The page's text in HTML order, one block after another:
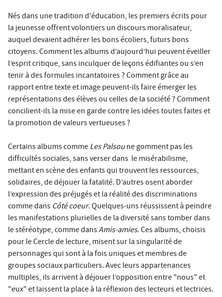
Nés dans une tradition d'éducation, les premiers écrits pour
la jeunesse offrent volontiers un discours moralisateur,
auquel devaient adhérer les bons écoliers, futurs bons
citoyens. Comment les albums d’aujourd’hui peuvent éveiller
l’esprit critique, sans inculquer de leçons édifiantes ou s’en
tenir à des formules incantatoires ? Comment grâce au
rapport entre texte et image peuvent-ils faire émerger les
représentations des élèves ou celles de la société ? Comment
concilient-ils la mise en garde contre les idées toutes faites et
la promotion de valeurs vertueuses ?
Certains albums commeLes Palsoune gomment pas les
difficultés sociales, sans verser dans le misérabilisme,
mettant en scène des enfants qui trouvent les ressources,
solidaires, de déjouer la fatalité. D’autres osent aborder
l’expression des préjugés et la réalité des discriminations
comme dans Côté coeur. Quelques-uns réussissent à peindre
les manifestations plurielles de la diversité sans tomber dans
le stéréotype, comme dansAmis-amies. Ces albums, choisis
pour le Cercle de lecture, misent sur la singularité de
personnages qui sont à la fois uniques et membres de
groupes sociaux particuliers. Avec leurs appartenances
multiples, ils arrivent à déjouer l’opposition entre "nous" et
"eux" et laissent la place à la réflexion des lecteurs et lectrices.